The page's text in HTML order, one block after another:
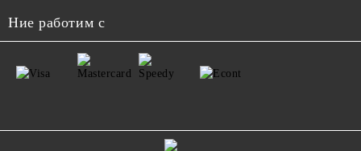
Ние работим с